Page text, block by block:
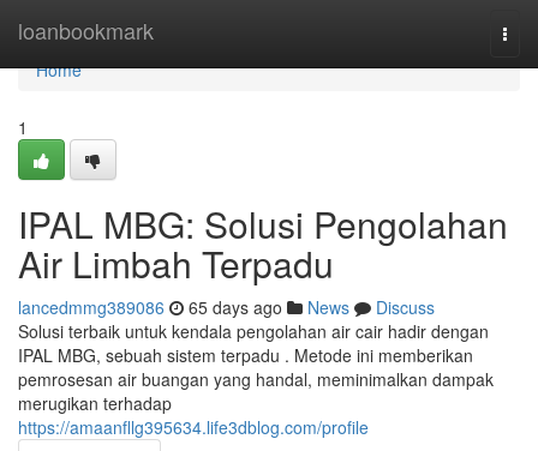
loanbookmark
Home
Home
1
IPAL MBG: Solusi Pengolahan
Air Limbah Terpadu
lancedmmg389086 65 days ago News
Discuss
Solusi terbaik untuk kendala pengolahan air cair hadir dengan
IPAL MBG, sebuah sistem terpadu . Metode ini memberikan
pemrosesan air buangan yang handal, meminimalkan dampak
merugikan terhadap
https://amaanfllg395634.life3dblog.com/profile